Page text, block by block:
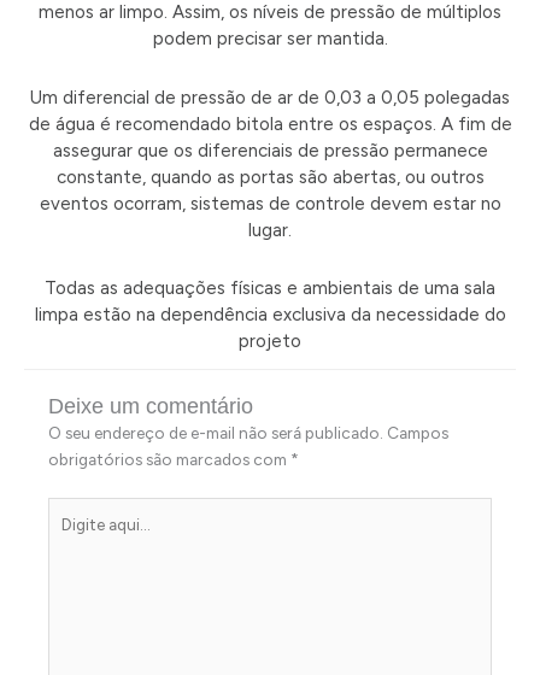
menos ar limpo. Assim, os níveis de pressão de múltiplos
podem precisar ser mantida.
Um diferencial de pressão de ar de 0,03 a 0,05 polegadas
de água é recomendado bitola entre os espaços. A fim de
assegurar que os diferenciais de pressão permanece
constante, quando as portas são abertas, ou outros
eventos ocorram, sistemas de controle devem estar no
lugar.
Todas as adequações físicas e ambientais de uma sala
limpa estão na dependência exclusiva da necessidade do
projeto
Deixe um comentário
O seu endereço de e-mail não será publicado. Campos
obrigatórios são marcados com *
aqui...